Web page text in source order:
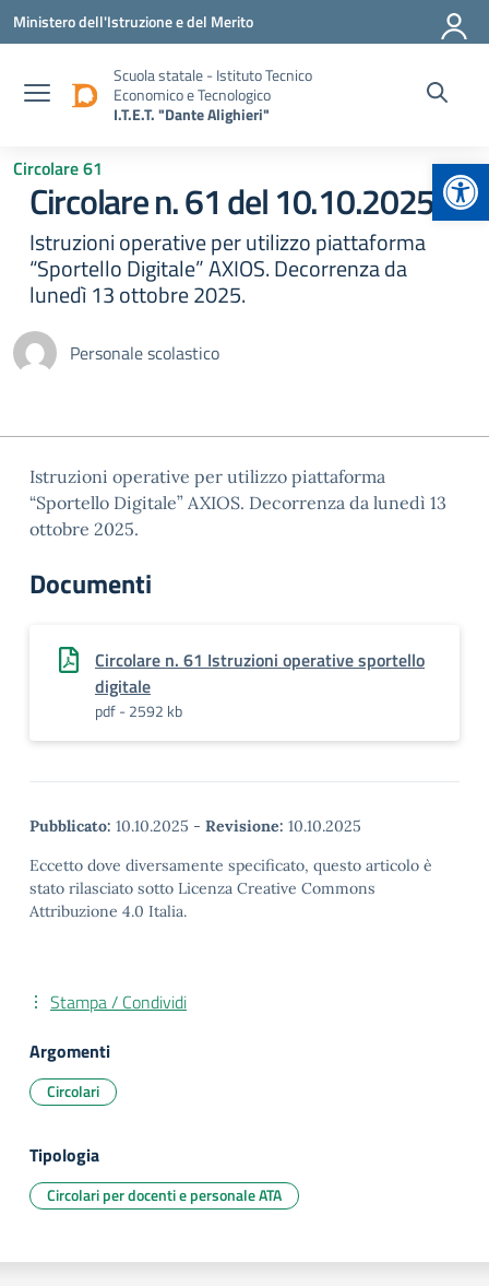
Vai ai contenuti
Vai al menu di navigazione
Vai al footer
Ministero dell'Istruzione e del Merito
Scuola statale - Istituto Tecnico
Economico e Tecnologico
I.T.E.T. "Dante Alighieri"
Circolare 61
Circolare n. 61 del 10.10.2025
Istruzioni operative per utilizzo piattaforma
“Sportello Digitale” AXIOS. Decorrenza da
lunedì 13 ottobre 2025.
Personale scolastico
Istruzioni operative per utilizzo piattaforma
“Sportello Digitale” AXIOS. Decorrenza da lunedì 13
ottobre 2025.
Documenti
Circolare n. 61 Istruzioni operative sportello
digitale
pdf - 2592 kb
Pubblicato: 10.10.2025 - Revisione: 10.10.2025
Eccetto dove diversamente specificato, questo articolo è
stato rilasciato sotto Licenza Creative Commons
Attribuzione 4.0 Italia.
Stampa / Condividi
Argomenti
Circolari
Tipologia
Circolari per docenti e personale ATA